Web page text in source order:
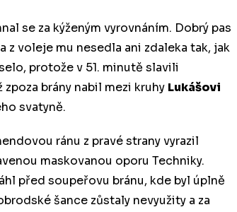
se za kýženým vyrovnáním. Dobrý pas
z voleje mu nesedla ani zdaleka tak, jak
protože v 51. minutě slavili
brány nabil mezi kruhy Lukášovi
svatyně.
ránu z pravé strany vyrazil
maskovanou oporu Techniky.
před soupeřovu bránu, kde byl úplně
šance zůstaly nevyužity a za